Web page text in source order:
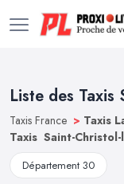
Liste des Taxis
Taxis France > Taxis
Taxis Saint-Christol-
Département 30